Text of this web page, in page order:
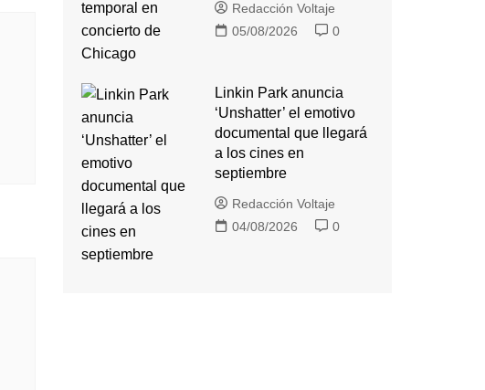
Redacción Voltaje
05/08/2026
0
Linkin Park anuncia
‘Unshatter’ el emotivo
documental que llegará
a los cines en
septiembre
Redacción Voltaje
04/08/2026
0